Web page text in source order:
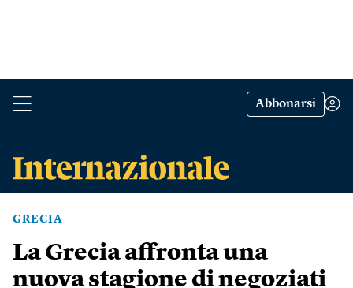
Abbonarsi
GRECIA
La Grecia affronta una
nuova stagione di negoziati